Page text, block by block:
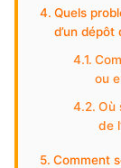
Quels
d’un dépôt
ou
Où
de
Comment